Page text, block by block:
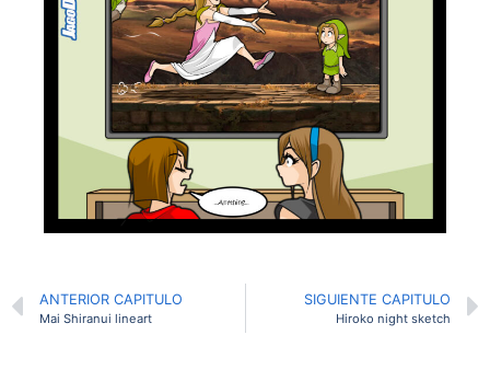
ANTERIOR CAPITULO
Mai Shiranui lineart
SIGUIENTE CAPITULO
Hiroko night sketch